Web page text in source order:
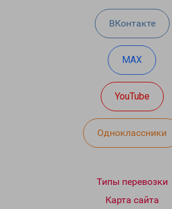
ВКонтакте
MAX
YouTube
Одноклассники
Типы перевозки
Карта сайта